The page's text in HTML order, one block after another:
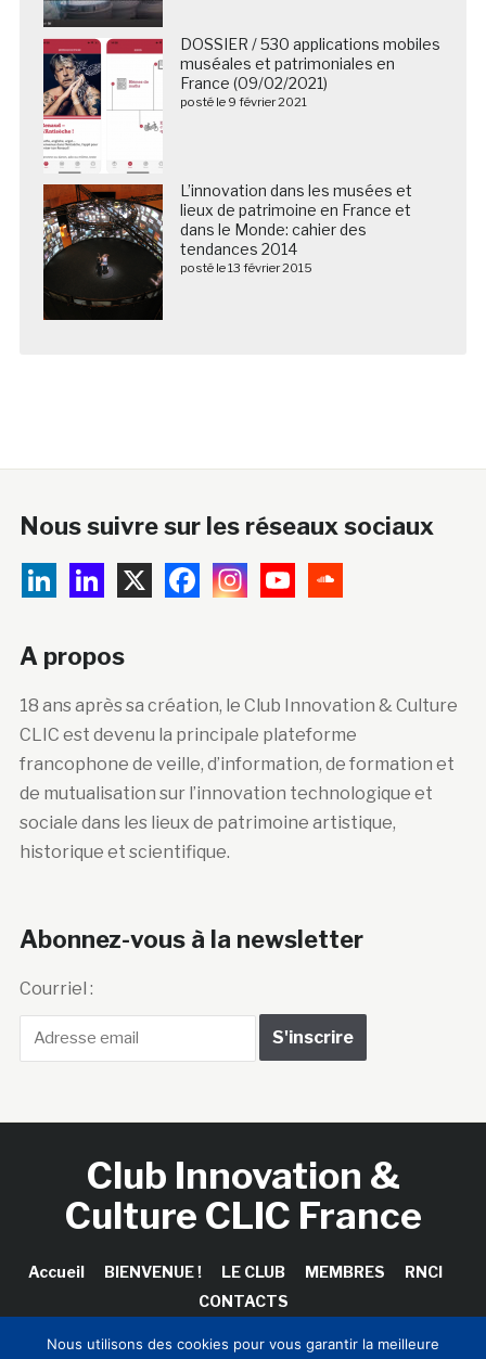
DOSSIER / 530 applications mobiles
muséales et patrimoniales en
France (09/02/2021)
posté le 9 février 2021
L’innovation dans les musées et
lieux de patrimoine en France et
dans le Monde: cahier des
tendances 2014
posté le 13 février 2015
Nous suivre sur les réseaux sociaux
A propos
18 ans après sa création, le Club Innovation & Culture
CLIC est devenu la principale plateforme
francophone de veille, d’information, de formation et
de mutualisation sur l’innovation technologique et
sociale dans les lieux de patrimoine artistique,
historique et scientifique.
Abonnez-vous à la newsletter
Courriel :
Club Innovation &
Culture CLIC France
Accueil BIENVENUE ! LE CLUB MEMBRES
RNCI
CONTACTS
Nous utilisons des cookies pour vous garantir la meilleure